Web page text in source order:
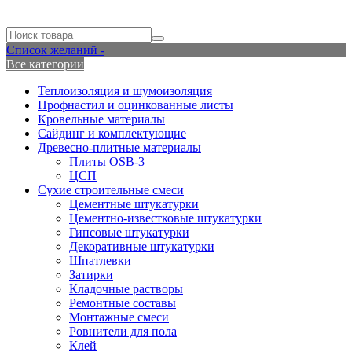
Список желаний -
Все категории
Теплоизоляция и шумоизоляция
Профнастил и оцинкованные листы
Кровельные материалы
Сайдинг и комплектующие
Древесно-плитные материалы
Плиты OSB-3
ЦСП
Сухие строительные смеси
Цементные штукатурки
Цементно-известковые штукатурки
Гипсовые штукатурки
Декоративные штукатурки
Шпатлевки
Затирки
Кладочные растворы
Ремонтные составы
Монтажные смеси
Ровнители для пола
Клей